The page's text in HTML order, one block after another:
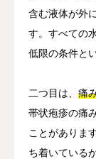
含む液体が外
す。すべての
低限の条件と
二つ目は、 痛
帯状疱疹の痛
ことがありま
ち着いている